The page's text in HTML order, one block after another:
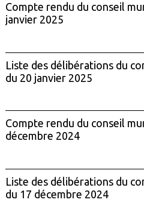
Compte rendu du conseil
janvier 2025
Liste des délibérations du
du 20 janvier 2025
Compte rendu du conseil
décembre 2024
Liste des délibérations du
du 17 décembre 2024